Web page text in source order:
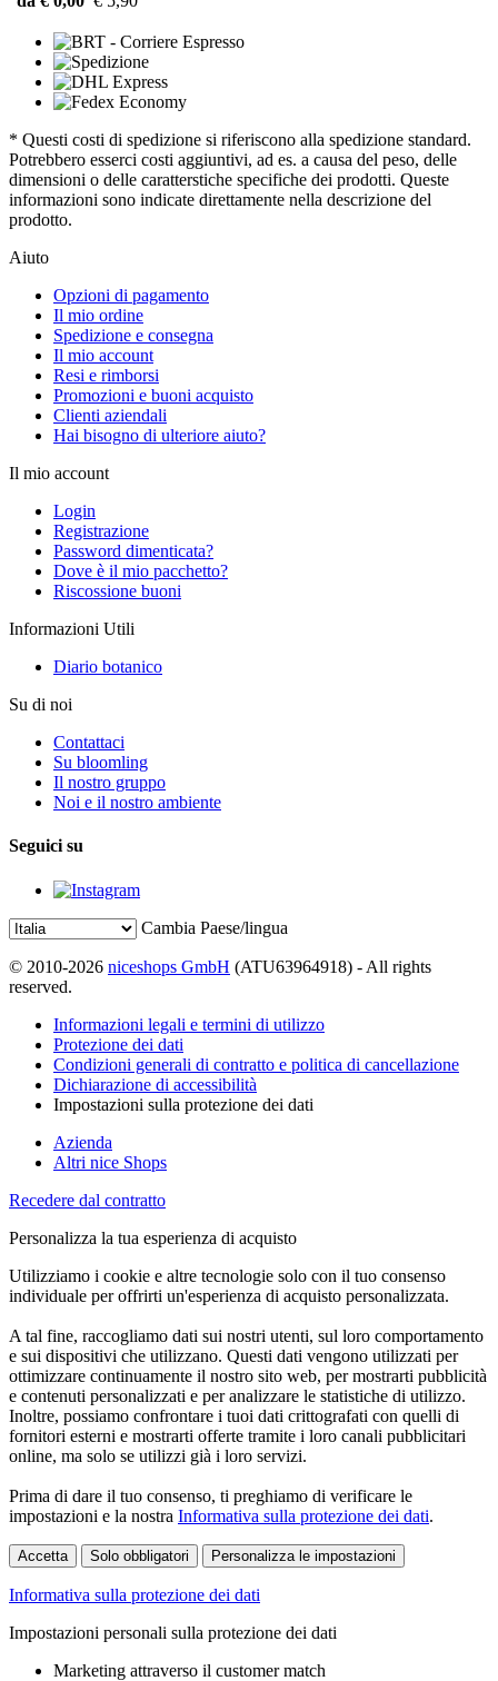
* Questi costi di spedizione si riferiscono alla spedizione standard.
Potrebbero esserci costi aggiuntivi, ad es. a causa del peso, delle
dimensioni o delle caratterstiche specifiche dei prodotti. Queste
informazioni sono indicate direttamente nella descrizione del
prodotto.
Aiuto
Opzioni di pagamento
Il mio ordine
Spedizione e consegna
Il mio account
Resi e rimborsi
Promozioni e buoni acquisto
Clienti aziendali
Hai bisogno di ulteriore aiuto?
Il mio account
Login
Registrazione
Password dimenticata?
Dove è il mio pacchetto?
Riscossione buoni
Informazioni Utili
Diario botanico
Su di noi
Contattaci
Su bloomling
Il nostro gruppo
Noi e il nostro ambiente
Seguici su
Cambia Paese/lingua
© 2010-2026 niceshops GmbH (ATU63964918) - All rights
reserved.
Informazioni legali e termini di utilizzo
Protezione dei dati
Condizioni generali di contratto e politica di cancellazione
Dichiarazione di accessibilità
Impostazioni sulla protezione dei dati
Azienda
Altri nice Shops
Recedere dal contratto
Personalizza la tua esperienza di acquisto
Utilizziamo i cookie e altre tecnologie solo con il tuo consenso
individuale per offrirti un'esperienza di acquisto personalizzata.
A tal fine, raccogliamo dati sui nostri utenti, sul loro comportamento
e sui dispositivi che utilizzano. Questi dati vengono utilizzati per
ottimizzare continuamente il nostro sito web, per mostrarti pubblicità
e contenuti personalizzati e per analizzare le statistiche di utilizzo.
Inoltre, possiamo confrontare i tuoi dati crittografati con quelli di
fornitori esterni e mostrarti offerte tramite i loro canali pubblicitari
online, ma solo se utilizzi già i loro servizi.
Prima di dare il tuo consenso, ti preghiamo di verificare le
impostazioni e la nostra Informativa sulla protezione dei dati.
Accetta Solo obbligatori Personalizza le impostazioni
Informativa sulla protezione dei dati
Impostazioni personali sulla protezione dei dati
Marketing attraverso il customer match